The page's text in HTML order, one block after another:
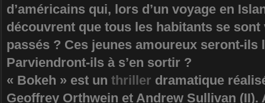
d’américains qui, lors d’un voyage en
découvrent que tous les habitants se
passés ? Ces jeunes amoureux seront-
Parviendront-ils à s’en sortir ?
« Bokeh » est un thriller dramatique
Geoffrey Orthwein et Andrew Sullivan (II).